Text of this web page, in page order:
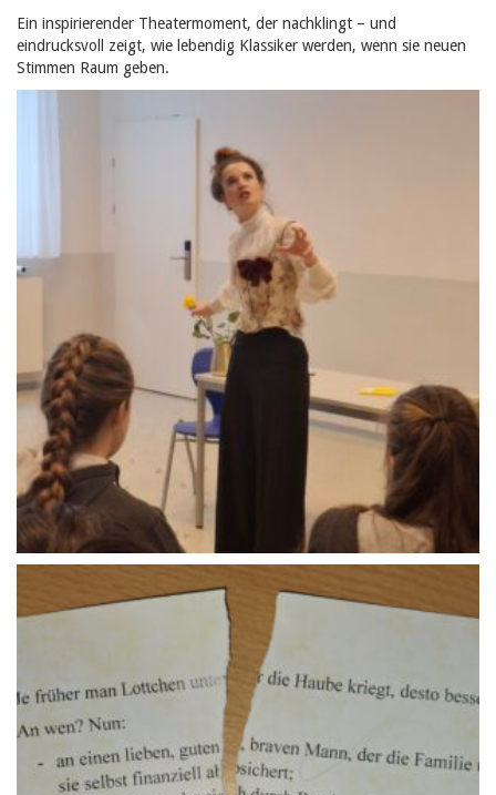
Ein inspirierender Theatermoment, der nachklingt – und
eindrucksvoll zeigt, wie lebendig Klassiker werden, wenn sie neuen
Stimmen Raum geben.